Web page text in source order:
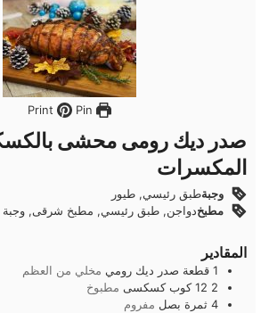
Pin
صدر ديك رومى محشى
المكسرات
وجبةطبق رئيسي, طيور
مطبخدواجن, طبق رئيسي, مطبخ شرقى, وجبة
المقادير
1 قطعة صدر ديك رومي مخلي من العظم
2 12
كوب كسكسى مطبوخ
4 ثمرة بصل مفروم